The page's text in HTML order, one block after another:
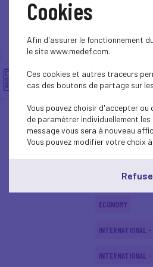
INTERNATIONAL -
ECONOMY
INTERNATIONAL -
ECONOMY
ECONOMY
INTERNATIONAL -
INTERNATIONAL -
Cookies
Afin d'assurer le fonctionnement
le site www.medef.com.
Ces cookies et autres traceurs
cas des boutons de partage sur
Vous pouvez choisir d'accepter
de paramétrer individuellement
message vous sera à nouveau
Vous pouvez modifier votre choix